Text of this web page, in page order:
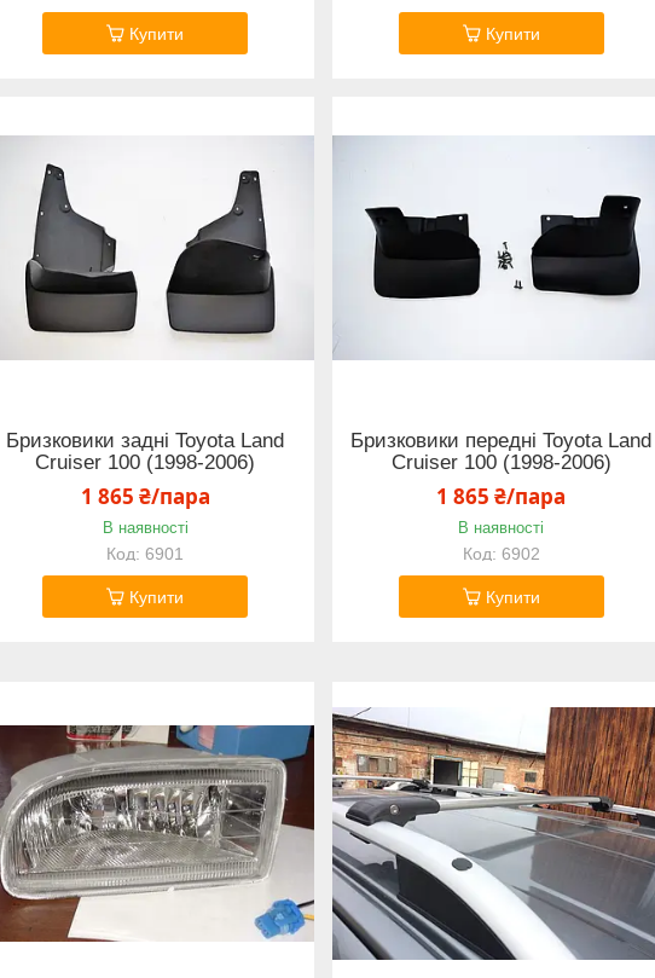
Купити Купити
Бризковики задні Toyota Land
Cruiser 100 (1998-2006)
1 865 ₴/пара
В наявності
6901
Купити
Бризковики передні Toyota Land
Cruiser 100 (1998-2006)
1 865 ₴/пара
В наявності
6902
Купити